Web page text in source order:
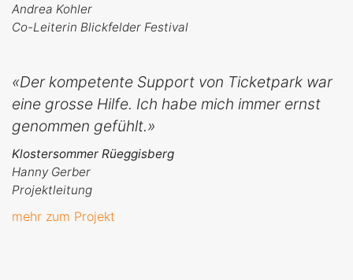
Andrea Kohler
Co-Leiterin Blickfelder Festival
«Der kompetente Support von Ticketpark war
eine grosse Hilfe. Ich habe mich immer ernst
genommen gefühlt.»
Klostersommer Rüeggisberg
Hanny Gerber
Projektleitung
mehr zum Projekt